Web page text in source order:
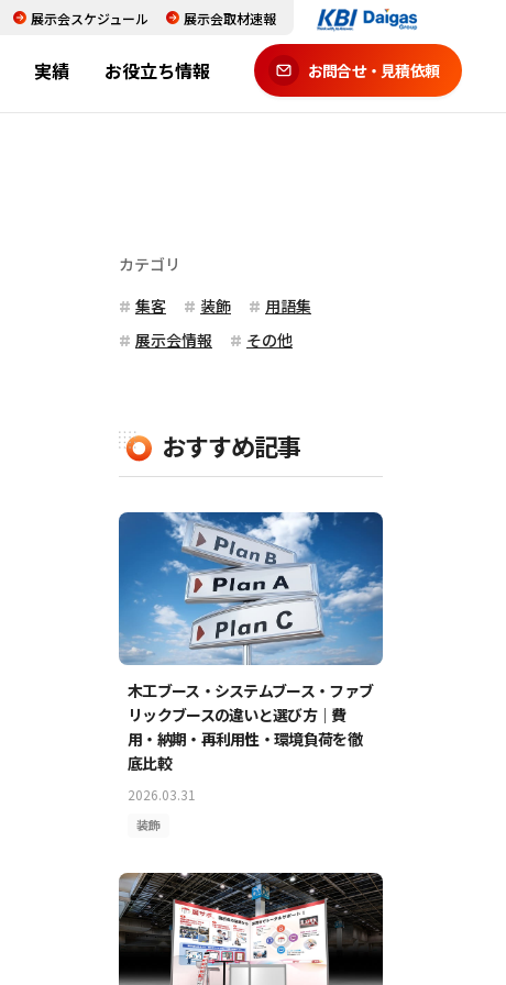
実績 お役立ち情報
展示会スケジュール 展示会取材速報
お問合せ・見積依頼
カテゴリ
集客
装飾
用語集
展示会情報
その他
おすすめ記事
木工ブース・システムブース・ファブ
リックブースの違いと選び方｜費
用・納期・再利用性・環境負荷を徹
底比較
2026.03.31
装飾